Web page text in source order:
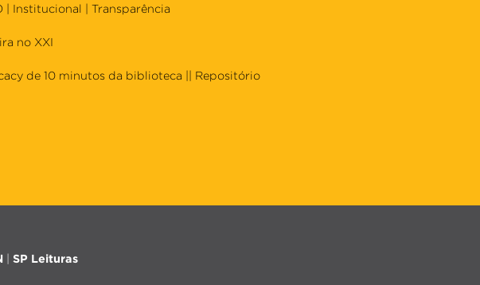
| Institucional | Transparência
no XXI
de 10 minutos da biblioteca || Repositório
| SP Leituras